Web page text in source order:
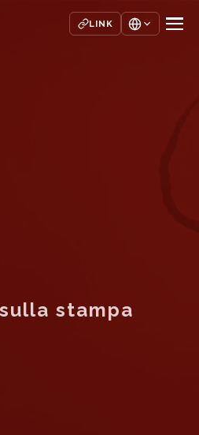
LINK
stampa